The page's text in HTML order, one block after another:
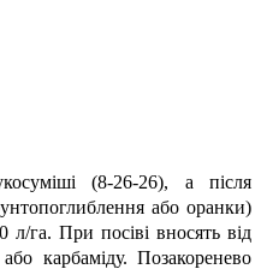
(8-26-26), а після
або оранки)
га. При посіві вносять від
карбаміду. Позакоренево